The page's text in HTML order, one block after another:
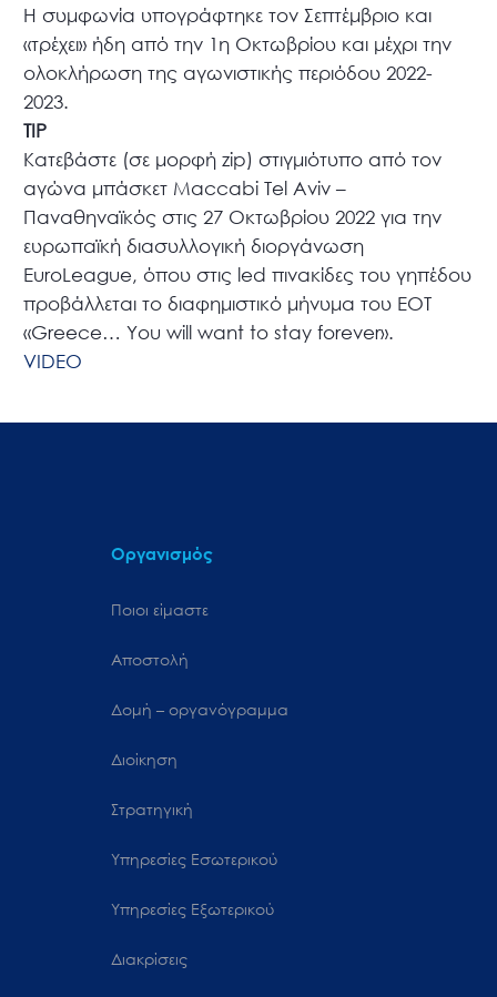
Η συμφωνία υπογράφτηκε τον Σεπτέμβριο και
«τρέχει» ήδη από την 1η Οκτωβρίου και μέχρι την
ολοκλήρωση της αγωνιστικής περιόδου 2022-
2023.
TIP
Κατεβάστε (σε μορφή zip) στιγμιότυπο από τον
αγώνα μπάσκετ Maccabi Tel Aviv –
Παναθηναϊκός στις 27 Οκτωβρίου 2022 για την
ευρωπαϊκή διασυλλογική διοργάνωση
EuroLeague, όπου στις led πινακίδες του γηπέδου
προβάλλεται το διαφημιστικό μήνυμα του ΕΟΤ
«Greece… You will want to stay forever».
VIDEO
Οργανισμός
Ποιοι είμαστε
Αποστολή
Δομή – οργανόγραμμα
Διοίκηση
Στρατηγική
Υπηρεσίες Εσωτερικού
Υπηρεσίες Εξωτερικού
Διακρίσεις